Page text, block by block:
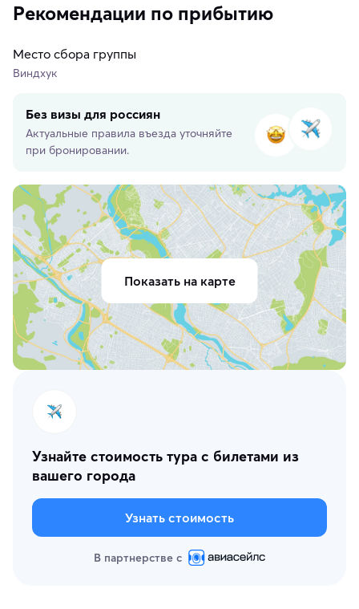
Рекомендации по прибытию
Место сбора группы
Виндхук
Без визы для россиян
Актуальные правила въезда уточняйте
при бронировании.
Показать на карте
Узнайте стоимость тура с билетами из
вашего города
Узнать стоимость
В партнерстве с